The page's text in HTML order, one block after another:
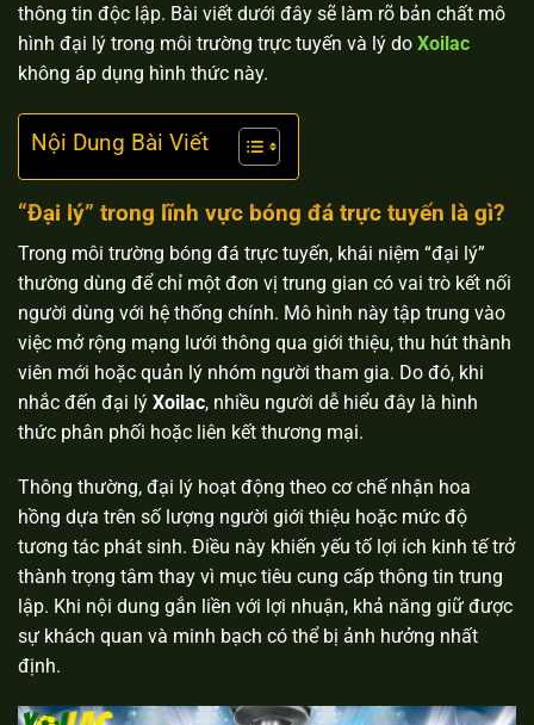
thông tin độc lập. Bài viết dưới đây sẽ làm rõ bản chất mô
hình đại lý trong môi trường trực tuyến và lý do Xoilac
không áp dụng hình thức này.
Nội Dung Bài Viết
“Đại lý” trong lĩnh vực bóng đá trực tuyến là gì?
Trong môi trường bóng đá trực tuyến, khái niệm “đại lý”
thường dùng để chỉ một đơn vị trung gian có vai trò kết nối
người dùng với hệ thống chính. Mô hình này tập trung vào
việc mở rộng mạng lưới thông qua giới thiệu, thu hút thành
viên mới hoặc quản lý nhóm người tham gia. Do đó, khi
nhắc đến đại lý Xoilac, nhiều người dễ hiểu đây là hình
thức phân phối hoặc liên kết thương mại.
Thông thường, đại lý hoạt động theo cơ chế nhận hoa
hồng dựa trên số lượng người giới thiệu hoặc mức độ
tương tác phát sinh. Điều này khiến yếu tố lợi ích kinh tế trở
thành trọng tâm thay vì mục tiêu cung cấp thông tin trung
lập. Khi nội dung gắn liền với lợi nhuận, khả năng giữ được
sự khách quan và minh bạch có thể bị ảnh hưởng nhất
định.